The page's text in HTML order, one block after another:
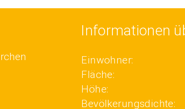
Informationen
Einwohner:
Fläche:
Höhe:
Bevölkerungsdichte: